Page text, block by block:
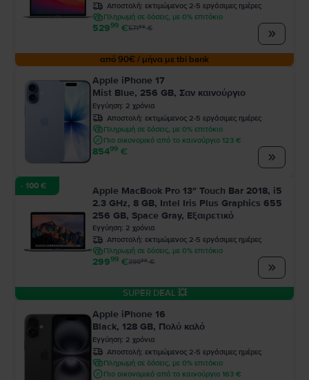
Αποστολή: εκτιμώμενος 2-5 εργάσιμες ημέρες
Πληρωμή σε δόσεις, με 0% επιτόκιο
52999 €57199€
από 90€ / μήνα με tbi bank
Apple iPhone 17
Mist Blue, 256 GB, Σαν καινούργιο
Εγγύηση: 2 χρόνια
Αποστολή: εκτιμώμενος 2-5 εργάσιμες ημέρες
Πληρωμή σε δόσεις, με 0% επιτόκιο
Πιο οικονομικό από το καινούργιο 123 €
85499 €
- 100 €
Apple MacBook Pro 13″ Touch Bar 2018, i5
2.3 GHz, 8 GB, Intel Iris Plus Graphics 655
256 GB, Space Gray, Εξαιρετικό
Εγγύηση: 2 χρόνια
Αποστολή: εκτιμώμενος 2-5 εργάσιμες ημέρες
Πληρωμή σε δόσεις, με 0% επιτόκιο
29999 €39999€
SUPER DEAL 💥
Apple iPhone 16
Black, 128 GB, Πολύ καλό
Εγγύηση: 2 χρόνια
Αποστολή: εκτιμώμενος 2-5 εργάσιμες ημέρες
Πληρωμή σε δόσεις, με 0% επιτόκιο
Πιο οικονομικό από το καινούργιο 163 €